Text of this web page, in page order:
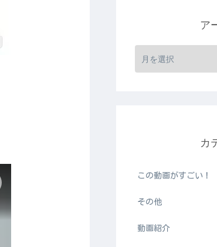
ア
カ
この動画がすごい！
その他
動画紹介